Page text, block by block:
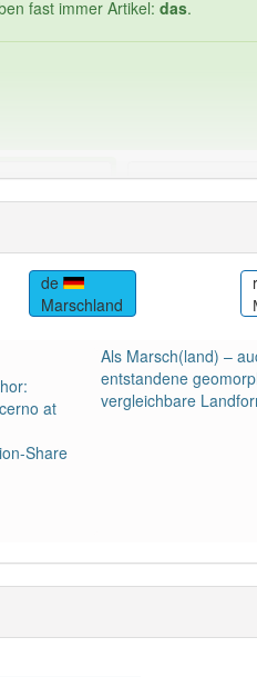
fast immer Artikel: das.
Häufigkeit: 4
den Artikel korrekt erraten.
de
Marschland
at
Share
Als Marsch(land) –
entstandene
vergleichbare